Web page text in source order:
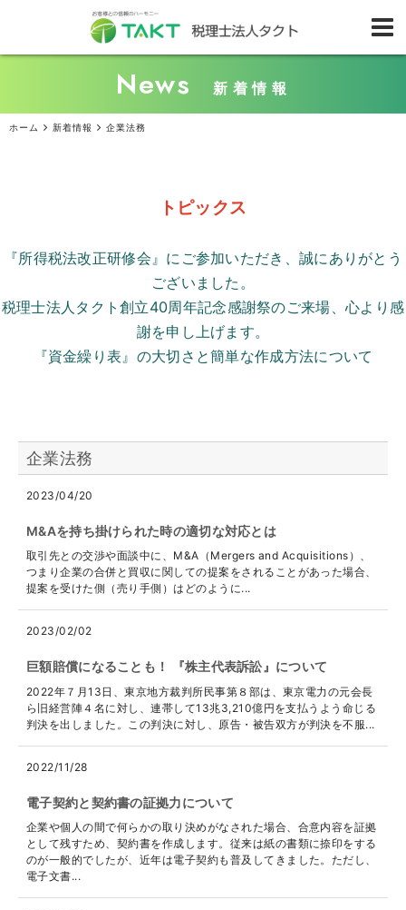
News 新着情報
ホーム 新着情報 企業法務
トピックス
『所得税法改正研修会』にご参加いただき、誠にありがとう
ございました。
税理士法人タクト創立40周年記念感謝祭のご来場、心より感
謝を申し上げます。
『資金繰り表』の大切さと簡単な作成方法について
企業法務
2023/04/20
M&Aを持ち掛けられた時の適切な対応とは
取引先との交渉や面談中に、M&A（Mergers and Acquisitions）、
つまり企業の合併と買収に関しての提案をされることがあった場合、
提案を受けた側（売り手側）はどのように...
2023/02/02
巨額賠償になることも！ 『株主代表訴訟』について
2022年７月13日、東京地方裁判所民事第８部は、東京電力の元会長
ら旧経営陣４名に対し、連帯して13兆3,210億円を支払うよう命じる
判決を出しました。この判決に対し、原告・被告双方が判決を不服...
2022/11/28
電子契約と契約書の証拠力について
企業や個人の間で何らかの取り決めがなされた場合、合意内容を証拠
として残すため、契約書を作成します。従来は紙の書類に捺印をする
のが一般的でしたが、近年は電子契約も普及してきました。ただし、
電子文書...